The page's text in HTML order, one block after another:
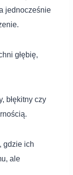
jednocześnie
głębię,
błękitny czy
gdzie ich
ale